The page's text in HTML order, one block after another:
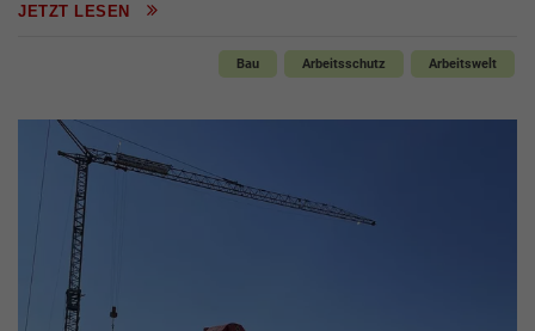
JETZT LESEN
Bau Arbeitsschutz Arbeitswelt